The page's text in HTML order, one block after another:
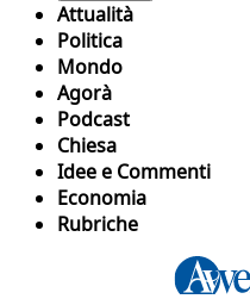
Attualità
Politica
Mondo
Agorà
Podcast
Chiesa
Idee e Commenti
Economia
Rubriche